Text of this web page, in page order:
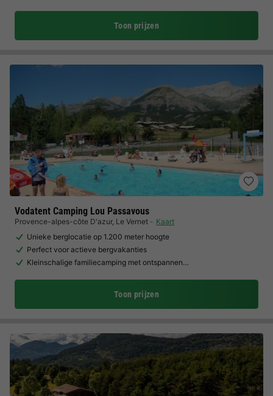
Toon prijzen
Vodatent Camping Lou Passavous
Provence-alpes-côte D'azur, Le Vernet
Kaart
Unieke berglocatie op 1.200 meter hoogte
Perfect voor actieve bergvakanties
Kleinschalige familiecamping met ontspannen…
Toon prijzen